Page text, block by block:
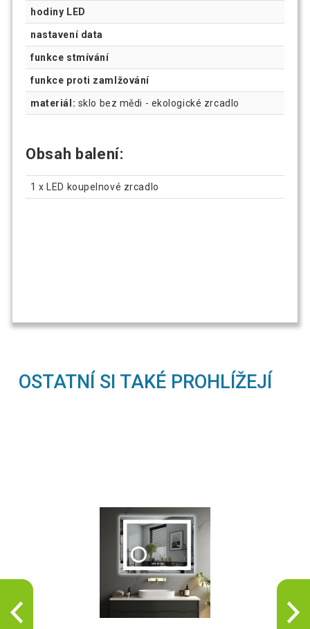
hodiny LED
nastavení data
funkce stmívání
funkce proti zamlžování
materiál: sklo bez mědi - ekologické zrcadlo
Obsah balení:
1 x LED koupelnové zrcadlo
OSTATNÍ SI TAKÉ PROHLÍŽEJÍ